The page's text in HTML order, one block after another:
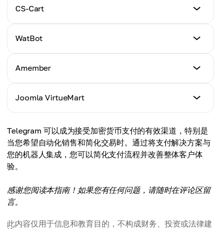
教程
CS-Cart
教程
WatBot
教程
Amember
教程
Joomla VirtueMart
点击这里
Telegram 可以成为接受加密货币支付的有效渠道，特别是
当您希望自动化销售和简化交易时。通过将支付解决方案与
您的机器人集成，您可以简化支付流程并改善整体客户体
验。
感谢您阅读本指南！如果您有任何问题，请随时在评论区留
言。
此内容仅用于信息和教育目的，不构成财务、投资或法律建